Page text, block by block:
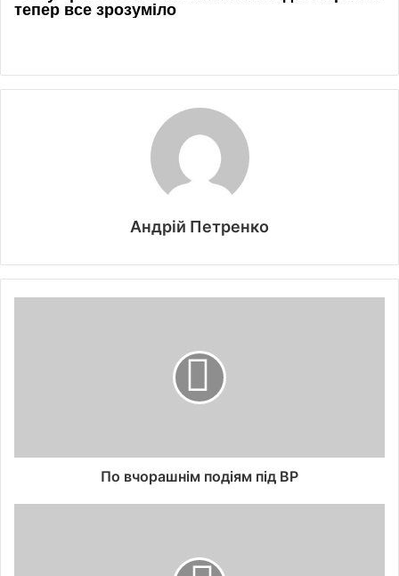
Андрій Петренко
По вчорашнім подіям під ВР